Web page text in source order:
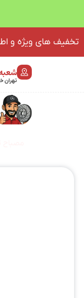
تخفیف های ویژه و
تهران